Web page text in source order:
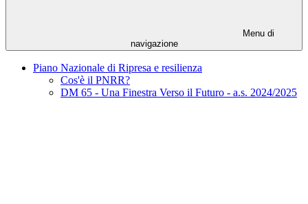
Menu di
navigazione
Piano Nazionale di Ripresa e resilienza
Cos'è il PNRR?
DM 65 - Una Finestra Verso il Futuro - a.s. 2024/2025